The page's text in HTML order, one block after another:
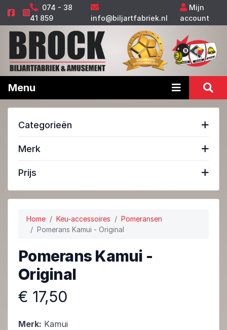
074 - 38
41 859
info@biljartfabriek.nl
Mijn
account
Menu
Categorieën
Merk
Prijs
Home Keu-accessoires
Pomeransen
Pomerans Kamui - Original
Pomerans Kamui -
Original
€ 17,50
Merk: Kamui